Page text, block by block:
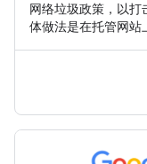
网络垃圾政策，以打
体做法是在托管网站